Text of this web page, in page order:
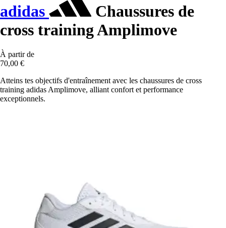
adidas
Chaussures de
cross training Amplimove
À partir de
70,00 €
Atteins tes objectifs d'entraînement avec les chaussures de cross
training adidas Amplimove, alliant confort et performance
exceptionnels.